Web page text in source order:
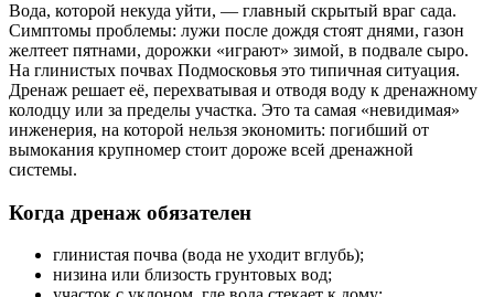
Вода, которой некуда уйти, — главный скрытый враг сада.
Симптомы проблемы: лужи после дождя стоят днями, газон
желтеет пятнами, дорожки «играют» зимой, в подвале сыро.
На глинистых почвах Подмосковья это типичная ситуация.
Дренаж решает её, перехватывая и отводя воду к дренажному
колодцу или за пределы участка. Это та самая «невидимая»
инженерия, на которой нельзя экономить: погибший от
вымокания крупномер стоит дороже всей дренажной
системы.
Когда дренаж обязателен
глинистая почва (вода не уходит вглубь);
низина или близость грунтовых вод;